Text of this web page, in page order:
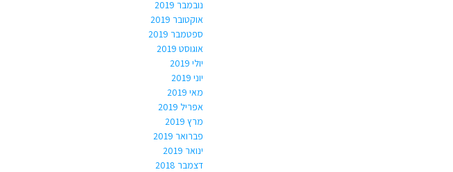
נובמבר 2019
אוקטובר 2019
ספטמבר 2019
אוגוסט 2019
יולי 2019
יוני 2019
מאי 2019
אפריל 2019
מרץ 2019
פברואר 2019
ינואר 2019
דצמבר 2018